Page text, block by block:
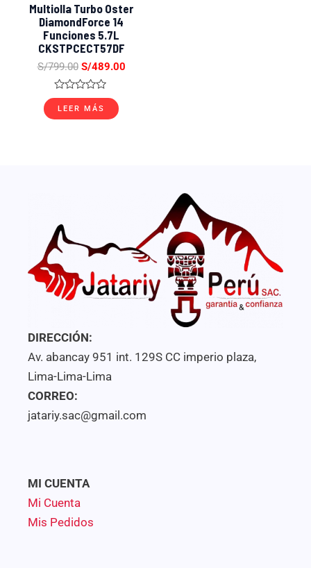
Multiolla Turbo Oster
DiamondForce 14
Funciones 5.7L
CKSTPCECT57DF
S/799.00 S/489.00
Valorado
con
0
LEER MÁS
DIRECCIÓN:
Av. abancay 951 int. 129S CC imperio plaza,
Lima-Lima-Lima
CORREO:
jatariy.sac@gmail.com
MI CUENTA
Mi Cuenta
Mis Pedidos